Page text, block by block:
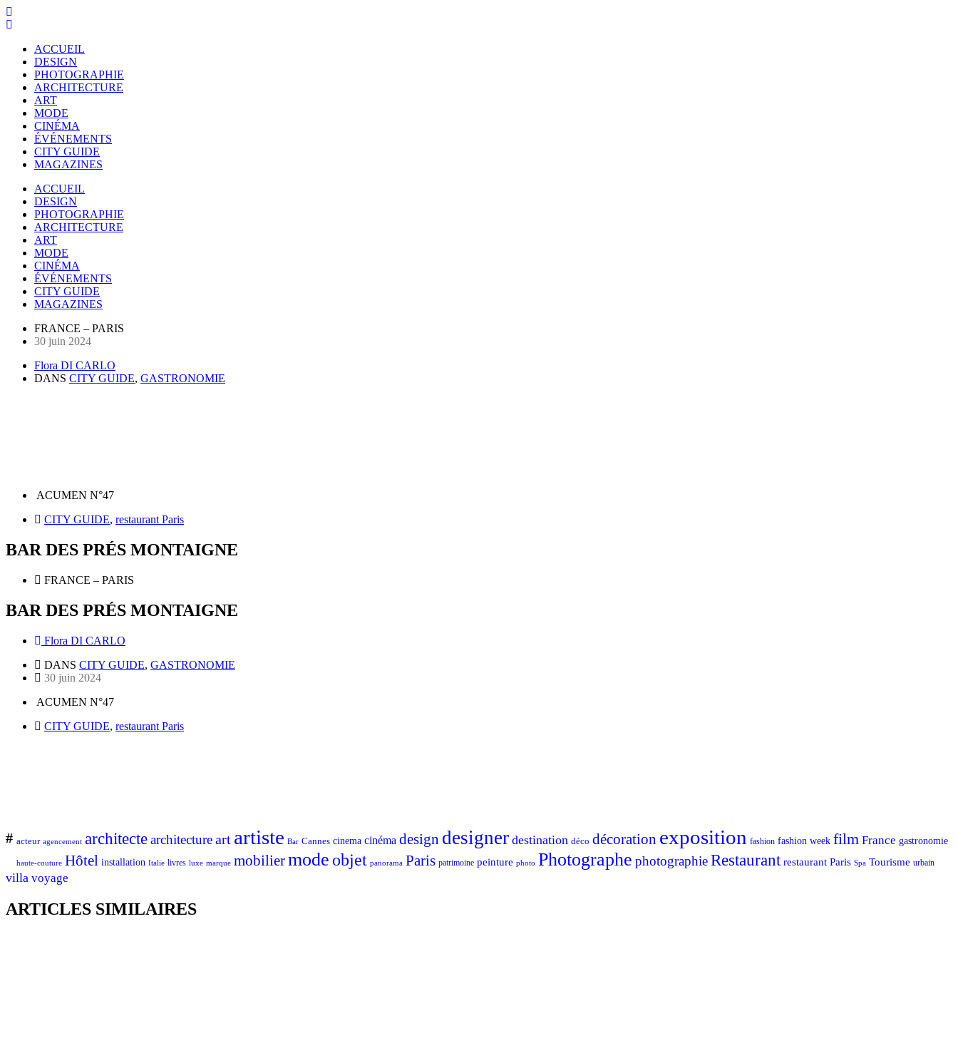
ACCUEIL
DESIGN
PHOTOGRAPHIE
ARCHITECTURE
ART
MODE
CINÉMA
ÉVÉNEMENTS
CITY GUIDE
MAGAZINES
ACCUEIL
DESIGN
PHOTOGRAPHIE
ARCHITECTURE
ART
MODE
CINÉMA
ÉVÉNEMENTS
CITY GUIDE
MAGAZINES
FRANCE – PARIS
30 juin 2024
Flora DI CARLO
DANS CITY GUIDE, GASTRONOMIE
ACUMEN N°47
CITY GUIDE, restaurant Paris
BAR DES PRÉS MONTAIGNE
FRANCE – PARIS
BAR DES PRÉS MONTAIGNE
Flora DI CARLO
DANS CITY GUIDE, GASTRONOMIE
30 juin 2024
ACUMEN N°47
CITY GUIDE, restaurant Paris
# acteur agencement architectearchitectureart artiste Bar Cannes cinema cinéma design designer destination déco décoration exposition fashion fashion week film France gastronomie
haute-couture Hôtel installation Italie livres luxe marque mobiliermode objet panorama Paris patrimoine peinture photo Photographe photographieRestaurant restaurant Paris Spa Tourisme urbain
villa voyage
ARTICLES SIMILAIRES